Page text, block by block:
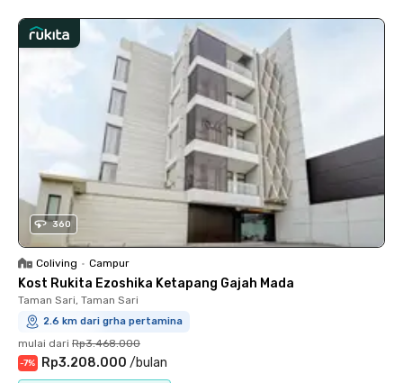
360
Coliving • Campur
Kost Rukita Ezoshika Ketapang Gajah Mada
Taman Sari, Taman Sari
2.6 km dari grha pertamina
mulai dari Rp3.468.000
-7% Rp3.208.000 /bulan